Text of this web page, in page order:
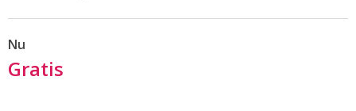
Nu
Gratis